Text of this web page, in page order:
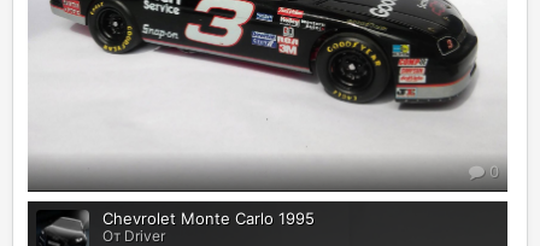
0
Chevrolet Monte Carlo 1995
От Driver